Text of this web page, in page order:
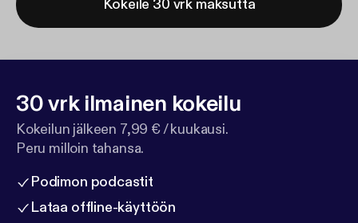
Kokeile 30 vrk maksutta
30 vrk ilmainen kokeilu
Kokeilun jälkeen 7,99 € / kuukausi.
Peru milloin tahansa.
Podimon podcastit
Lataa offline-käyttöön